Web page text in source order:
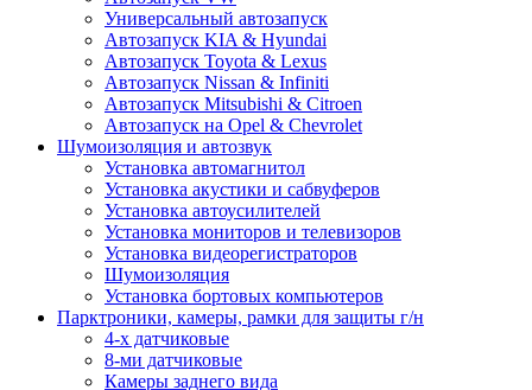
Универсальный автозапуск
Автозапуск KIA & Hyundai
Автозапуск Toyota & Lexus
Автозапуск Nissan & Infiniti
Автозапуск Mitsubishi & Citroen
Автозапуск на Opel & Chevrolet
Шумоизоляция и автозвук
Установка автомагнитол
Установка акустики и сабвуферов
Установка автоусилителей
Установка мониторов и телевизоров
Установка видеорегистраторов
Шумоизоляция
Установка бортовых компьютеров
Парктроники, камеры, рамки для защиты г/н
4-х датчиковые
8-ми датчиковые
Камеры заднего вида